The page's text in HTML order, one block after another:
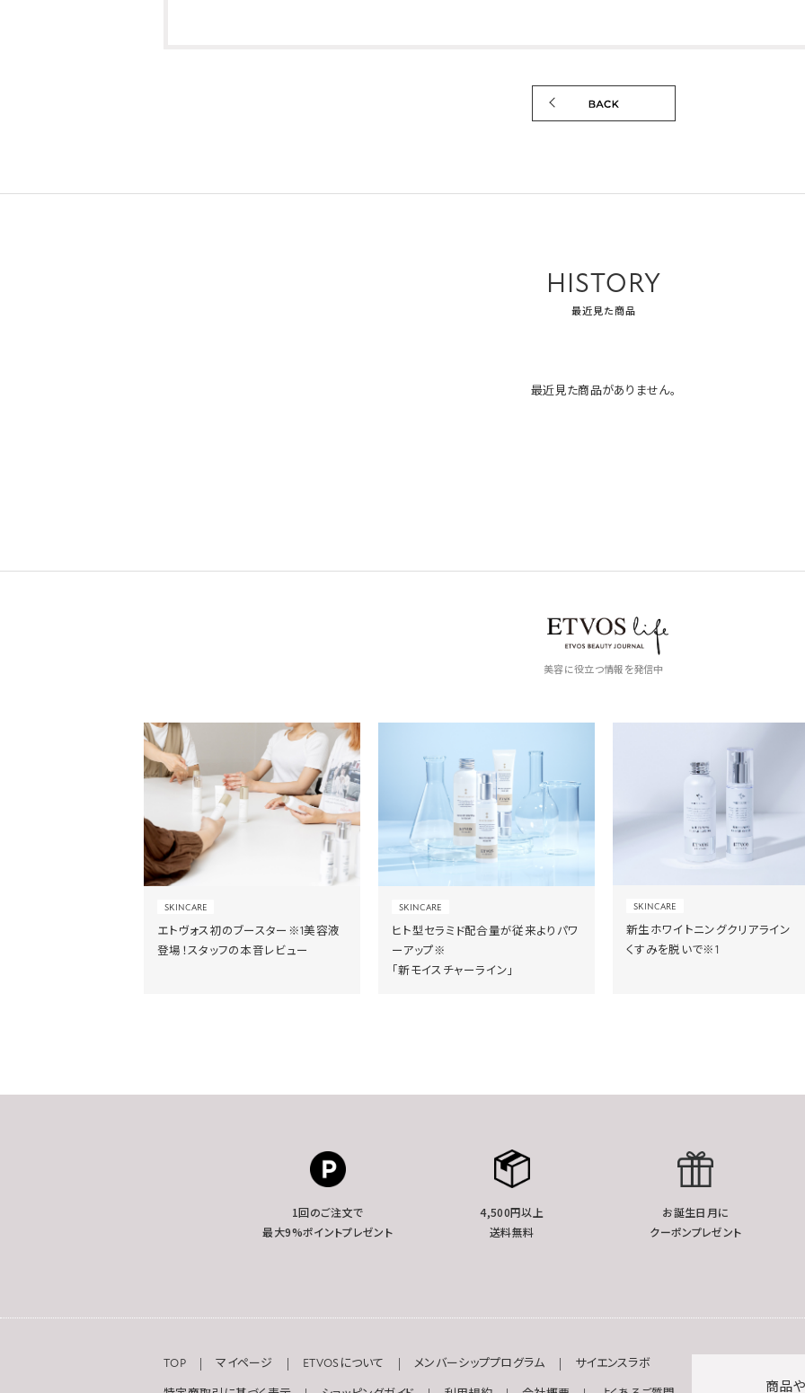
HISTORY
最近見た商品
最近見た商品がありません。
美容に役立つ情報を発信中
SKINCARE
エトヴォス初のブースター※1美容液
登場！スタッフの本音レビュー
SKINCARE
ヒト型セラミド配合量が従来よりパワ
ーアップ※
「新モイスチャーライン」
SKINCARE
新生ホワイトニングクリアライン
くすみを脱いで※1
1回のご注文で
最大9%ポイントプレゼント
4,500円以上
送料無料
お誕生日月に
クーポンプレゼント
TOP マイページ ETVOSについて メンバーシッププログラム サイエンスラボ
商品